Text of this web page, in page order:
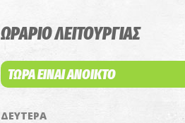
ΩΡΑΡΙΟ ΛΕΙΤΟΥΡΓΙΑΣ
ΤΩΡΑ ΕΙΝΑΙ ΑΝΟΙΚΤΟ
ΔΕΥΤΕΡΑ